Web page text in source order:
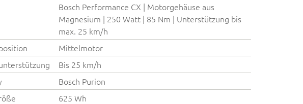
Bosch Performance CX | Motorgehäuse aus
Magnesium | 250 Watt | 85 Nm | Unterstützung bis
max. 25 km/h
Mittelmotor
Bis 25 km/h
Bosch Purion
625 Wh